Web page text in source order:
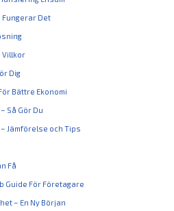
Fungerar Det
Villkor
Dig
Bättre Ekonomi
Så Gör Du
Jämförelse och Tips
Få
Guide För Företagare
– En Ny Början